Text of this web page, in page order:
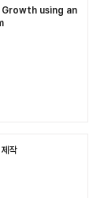
using an
작